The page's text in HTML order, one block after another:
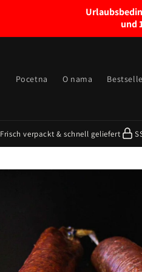
und
Pocetna O nama
Frisch verpackt & schnell geliefert